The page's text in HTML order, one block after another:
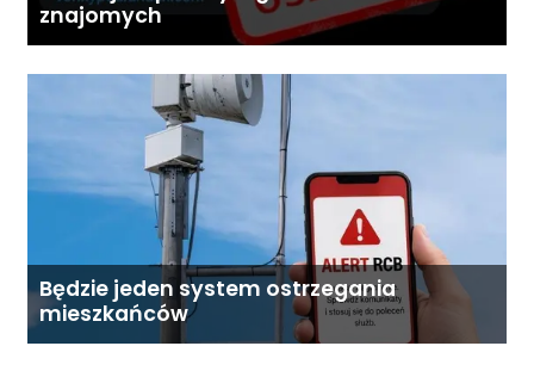
znajomych
Będzie jeden system ostrzegania
mieszkańców